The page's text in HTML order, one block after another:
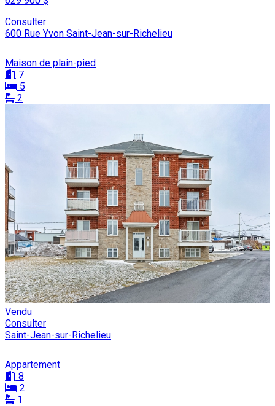
Consulter
600 Rue Yvon Saint-Jean-sur-Richelieu
Maison de plain-pied
7
5
2
Vendu
Consulter
Saint-Jean-sur-Richelieu
Appartement
8
2
1